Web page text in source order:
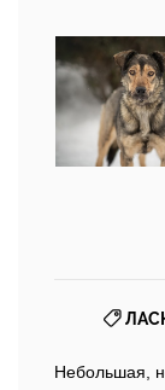
Небольшая,